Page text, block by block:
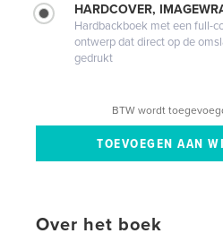
HARDCOVER,
Hardbackboek met een full-
ontwerp dat direct op de
gedrukt
BTW wordt
Over het boek